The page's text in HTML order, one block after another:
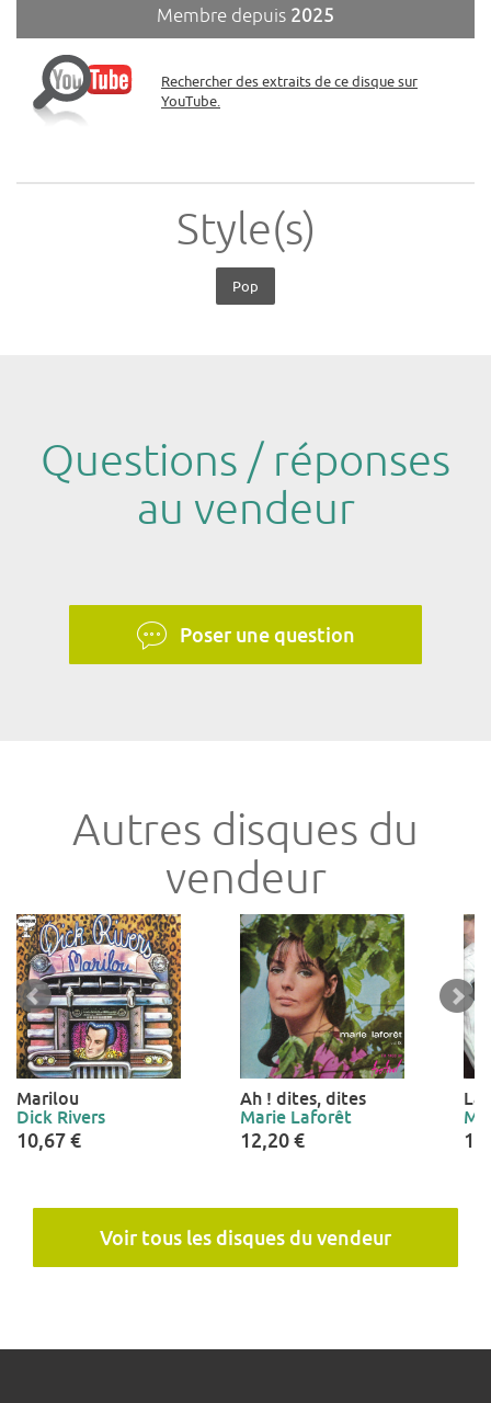
Membre depuis 2025
Rechercher des extraits de ce disque sur
YouTube.
Style(s)
Pop
Questions / réponses
au vendeur
Poser une question
Autres disques du
vendeur
Marilou
Dick Rivers
10,67 €
Ah ! dites, dites
Marie Laforêt
12,20 €
La
Voir tous les disques du vendeur